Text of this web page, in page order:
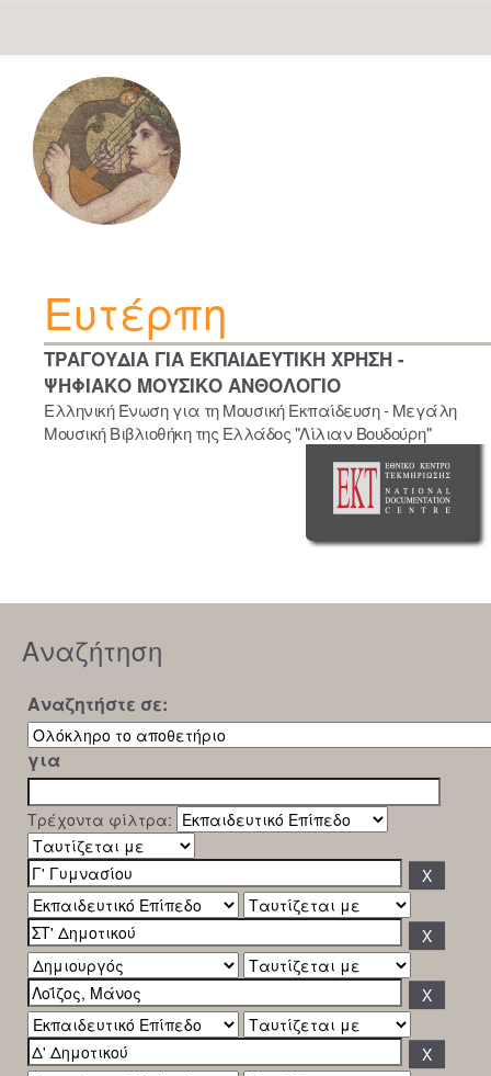
navigation
Ευτέρπη
ΤΡΑΓΟΥΔΙΑ ΓΙΑ ΕΚΠΑΙΔΕΥΤΙΚΗ ΧΡΗΣΗ -
ΨΗΦΙΑΚΟ ΜΟΥΣΙΚΟ ΑΝΘΟΛΟΓΙΟ
Ελληνική Ένωση για τη Μουσική Εκπαίδευση - Μεγάλη
Μουσική Βιβλιοθήκη της Ελλάδος "Λίλιαν Βουδούρη"
Αναζήτηση
Αναζητήστε σε:
για
Τρέχοντα φίλτρα: